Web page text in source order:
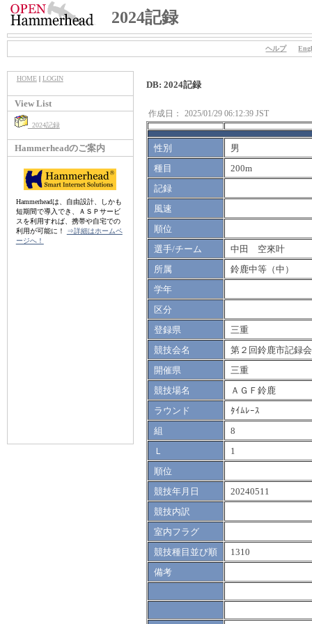
2024記録
ヘルプ
HOME| LOGIN
View List
2024記録
Hammerheadのご案内
Hammerheadは、自由設計、しかも
短期間で導入でき、ＡＳＰサービ
スを利用すれば、携帯や自宅での
利用が可能に！
⇒詳細はホームペ
ージへ！
DB: 2024記録
作成日： 2025/01/29 06:12:39 JST
性別
男
種目
200m
記録
風速
順位
選手/チーム
中田 空來叶
所属
鈴鹿中等（中）
学年
区分
登録県
三重
競技会名
第２回鈴鹿市記録会
開催県
三重
競技場名
ＡＧＦ鈴鹿
ラウンド
ﾀｲﾑﾚｰｽ
組
8
Ｌ
1
順位
競技年月日
20240511
競技内訳
室内フラグ
競技種目並び順
1310
備考